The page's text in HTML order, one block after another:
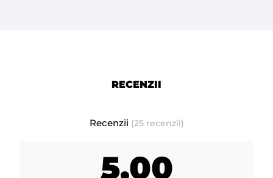
ceară de albine și rășini de înaltă calitate. Anumite formule de
procesul de epilare. Ceara STARPIL are o aderenta foarte buna
pentru a îndepărta părul de la nivelul rădăcinii, întârziind
astfel cresterea parului.
RECENZII
Recenzii (25 recenzii)
5,00